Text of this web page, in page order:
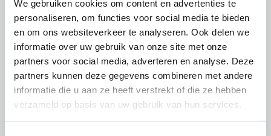
We gebruiken cookies om content en advertenties te
personaliseren, om functies voor social media te bieden
en om ons websiteverkeer te analyseren. Ook delen we
informatie over uw gebruik van onze site met onze
partners voor social media, adverteren en analyse. Deze
partners kunnen deze gegevens combineren met andere
informatie die u aan ze heeft verstrekt of die ze hebben
verzameld op basis van uw gebruik van hun services.